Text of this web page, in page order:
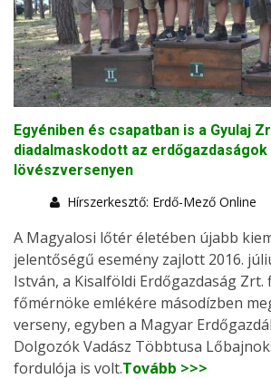
Egyéniben és csapatban is a Gyulaj
diadalmaskodott az
lövészversenyen
Hírszerkesztő: Erdő-Mező Online
A Magyalosi lőtér életében újabb
jelentőségű esemény zajlott 2016.
István, a Kisalföldi Erdőgazdaság
főmérnöke emlékére másodízben
verseny, egyben a Magyar
Dolgozók Vadász Többtusa
fordulója is volt.Tovább >>>